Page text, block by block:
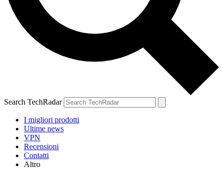
Search TechRadar
I migliori prodotti
Ultime news
VPN
Recensioni
Contatti
Altro